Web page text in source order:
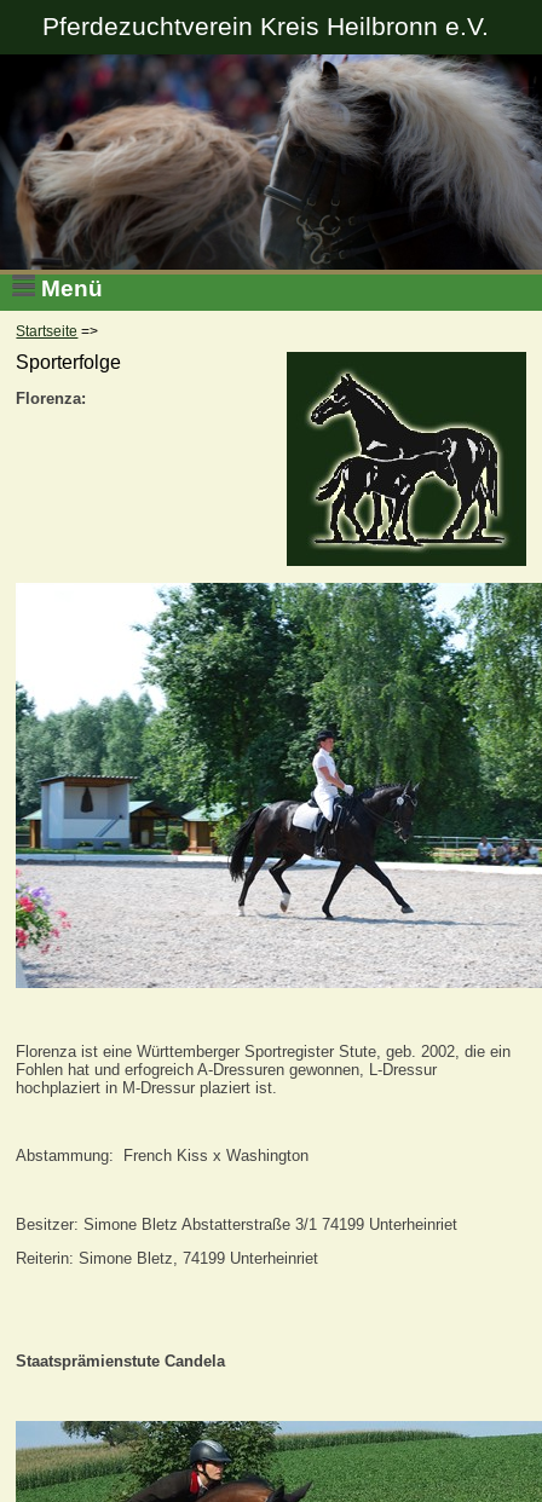
Pferdezuchtverein Kreis Heilbronn e.V.
Menü
Startseite =>
Sporterfolge
Florenza:
Florenza ist eine Württemberger Sportregister Stute, geb. 2002, die ein
Fohlen hat und erfogreich A-Dressuren gewonnen, L-Dressur
hochplaziert in M-Dressur plaziert ist.
Abstammung: French Kiss x Washington
Besitzer: Simone Bletz Abstatterstraße 3/1 74199 Unterheinriet
Reiterin: Simone Bletz, 74199 Unterheinriet
Staatsprämienstute Candela